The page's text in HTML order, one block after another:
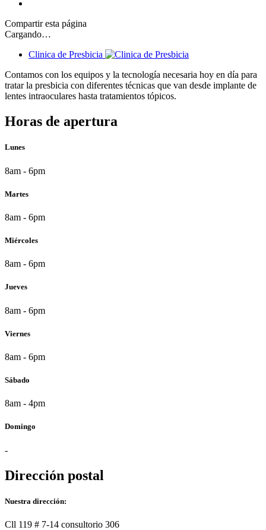
Compartir esta página
Cargando…
Clinica de Presbicia
Contamos con los equipos y la tecnología necesaria hoy en día para
tratar la presbicia con diferentes técnicas que van desde implante de
lentes intraoculares hasta tratamientos tópicos.
Horas de apertura
Lunes
8am - 6pm
Martes
8am - 6pm
Miércoles
8am - 6pm
Jueves
8am - 6pm
Viernes
8am - 6pm
Sábado
8am - 4pm
Domingo
-
Dirección postal
Nuestra dirección:
Cll 119 # 7-14 consultorio 306